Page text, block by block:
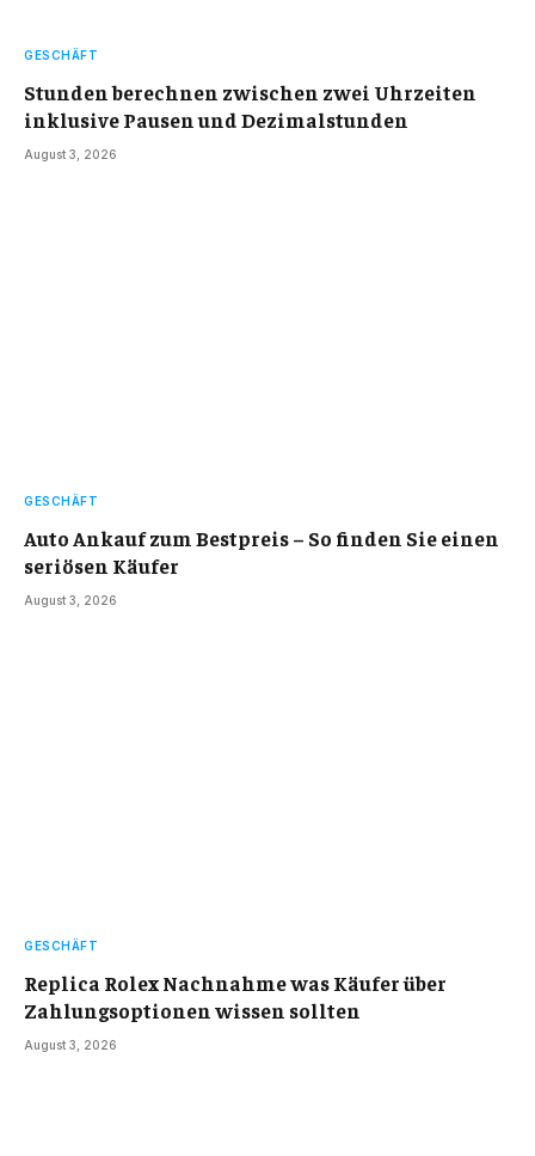
GESCHÄFT
Stunden berechnen zwischen zwei Uhrzeiten
inklusive Pausen und Dezimalstunden
August 3, 2026
GESCHÄFT
Auto Ankauf zum Bestpreis – So finden Sie einen
seriösen Käufer
August 3, 2026
GESCHÄFT
Replica Rolex Nachnahme was Käufer über
Zahlungsoptionen wissen sollten
August 3, 2026